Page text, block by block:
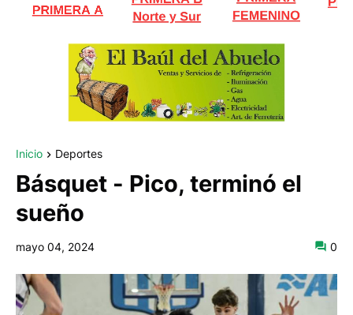
Inicio Deportes
Básquet - Pico, terminó el
sueño
mayo 04, 2024 0